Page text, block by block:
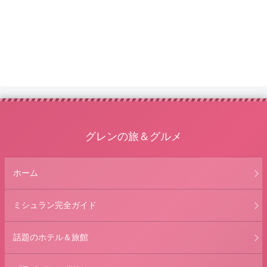
グレンの旅＆グルメ
ホーム
ミシュラン完全ガイド
話題のホテル＆旅館